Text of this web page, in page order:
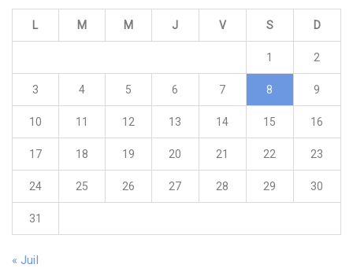
L M M J V S D
1 2
3 4 5 6 7 8 9
10 11 12 13 14 15 16
17 18 19 20 21 22 23
24 25 26 27 28 29 30
31
« Juil